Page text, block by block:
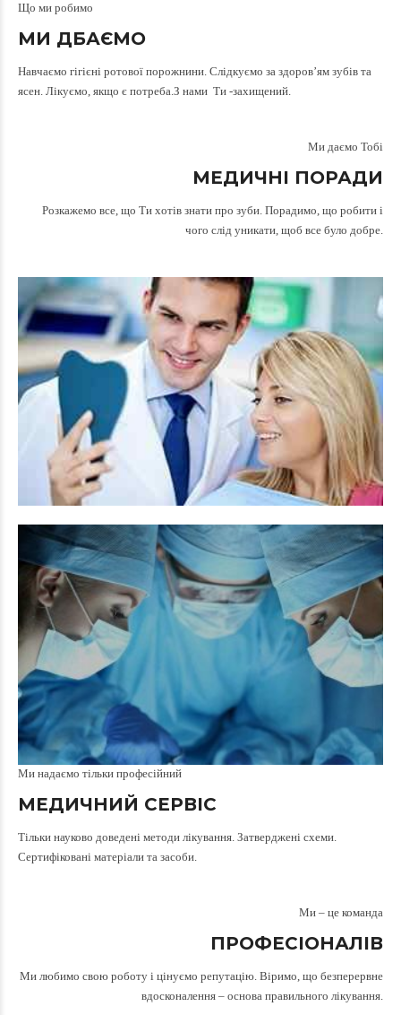
Що ми робимо
МИ ДБАЄМО
Навчаємо гігієні ротової порожнини. Слідкуємо за здоров’ям зубів та
ясен. Лікуємо, якщо є потреба.З нами Ти -захищений.
Ми даємо Тобі
МЕДИЧНІ ПОРАДИ
Розкажемо все, що Ти хотів знати про зуби. Порадимо, що робити і
чого слід уникати, щоб все було добре.
Ми надаємо тільки професійний
МЕДИЧНИЙ СЕРВІС
Тільки науково доведені методи лікування. Затверджені схеми.
Сертифіковані матеріали та засоби.
Ми – це команда
ПРОФЕСІОНАЛІВ
Ми любимо свою роботу і цінуємо репутацію. Віримо, що безперервне
вдосконалення – основа правильного лікування.